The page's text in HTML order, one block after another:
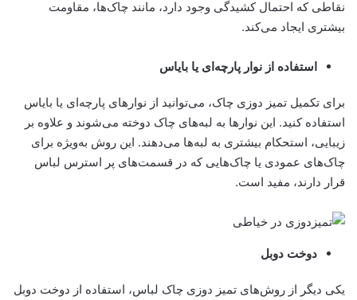
نقاطی که احتمال کشیدگی وجود دارد، مانند چاک‌ها، مقاومت
بیشتری ایجاد می‌کند.
استفاده از نوار پارچه‌ای یا بایاس
برای تکمیل تمیز دوزی چاک، می‌توانید از نوارهای پارچه‌ای یا بایاس
استفاده کنید. این نوارها به لبه‌های چاک دوخته می‌شوند و علاوه بر
زیبایی، استحکام بیشتری به لبه‌ها می‌دهند. این روش به‌ویژه برای
چاک‌های عمودی یا چاک‌هایی که در قسمت‌های پر استرس لباس
قرار دارند، مفید است.
دوخت دوبل
یکی دیگر از روش‌های تمیز دوزی چاک لباس، استفاده از دوخت دوبل